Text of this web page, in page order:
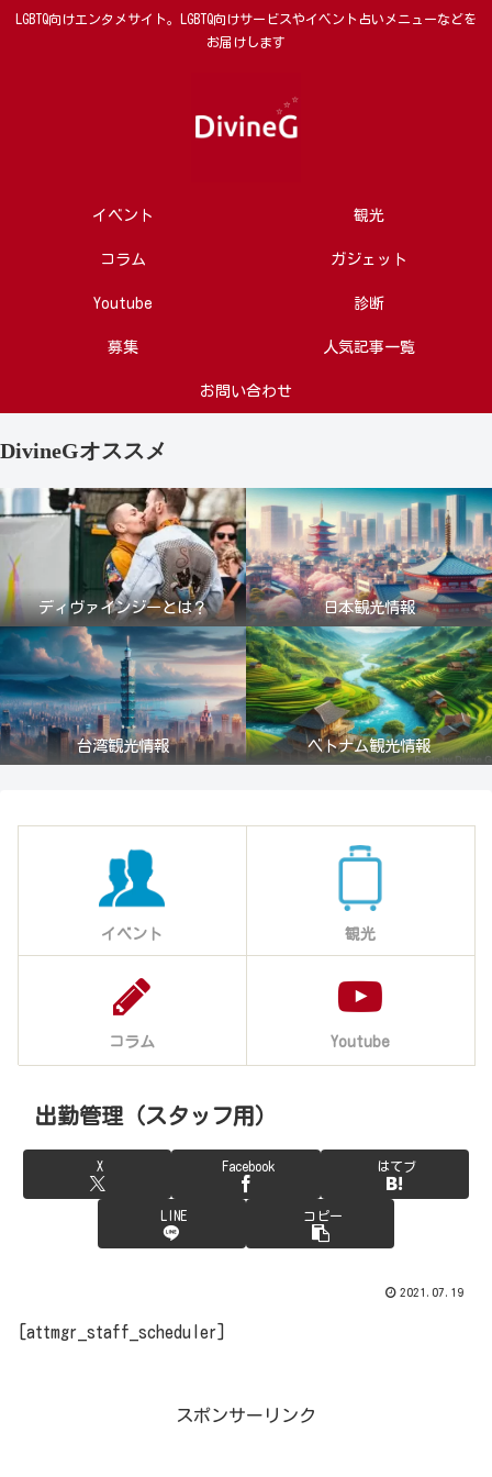
LGBTQ向けエンタメサイト。LGBTQ向けサービスやイベント占いメニューなどを
お届けします
イベント 観光
コラム ガジェット
Youtube 診断
募集 人気記事一覧
お問い合わせ
DivineGオススメ
ディヴァインジーとは？ 日本観光情報
台湾観光情報 ベトナム観光情報
イベント 観光
コラム Youtube
出勤管理（スタッフ用）
X Facebook はてブ
LINE コピー
2021.07.19
[attmgr_staff_scheduler]
スポンサーリンク